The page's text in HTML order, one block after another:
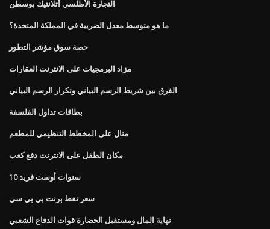
التجارة الأطلسي أتلانتيك بوسطن
ما هو متوسط ​​معدل الضريبة في المملكة المتحدة؟
حصة سوق مؤشر التطور
مزاد البرمجيات على الانترنت العقارات
الفرق بين شريط الرسم البياني وتكرار الرسم البياني
بطاقات تداول الفلسفة
مثال على المخطط التنظيمي للمطعم
مكان الطفل على الانترنت دفع كعب
10 سنوات أوست فريد
سعر نفط برنت بي بي سي
نهاية المال ومستقبل الحضارة قوات الدفاع الشعبي